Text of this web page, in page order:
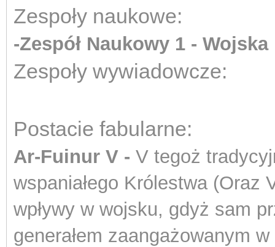
Zespoły naukowe:
-Zespół Naukowy 1 -
Zespoły wywiadowcze:
Postacie fabularne:
Ar-Fuinur V - V tegoż
wspaniałego Królestwa (Oraz
wpływy w wojsku, gdyż sam
generałem zaangażowanym